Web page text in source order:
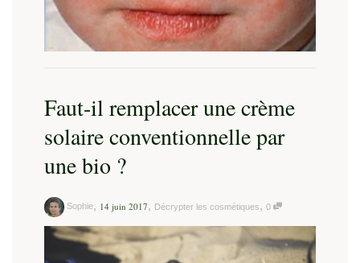
Faut-il remplacer une crème
solaire conventionnelle par
une bio ?
Sophie, 14 juin 2017, Décrypter les cosmétiques, 0